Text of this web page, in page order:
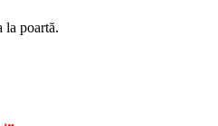
la poartă.